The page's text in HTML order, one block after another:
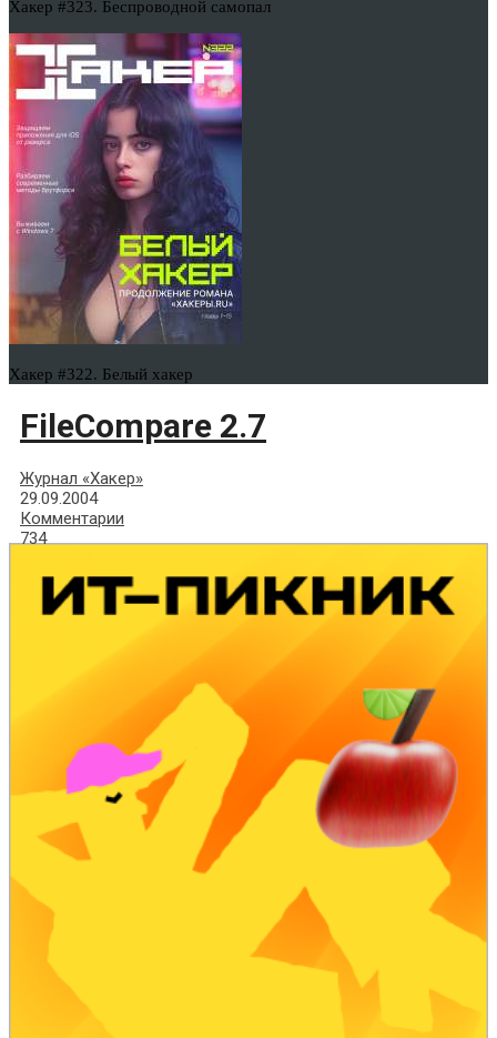
Хакер #323. Беспроводной самопал
Хакер #322. Белый хакер
FileCompare 2.7
Журнал «Хакер»
29.09.2004
Комментарии
734